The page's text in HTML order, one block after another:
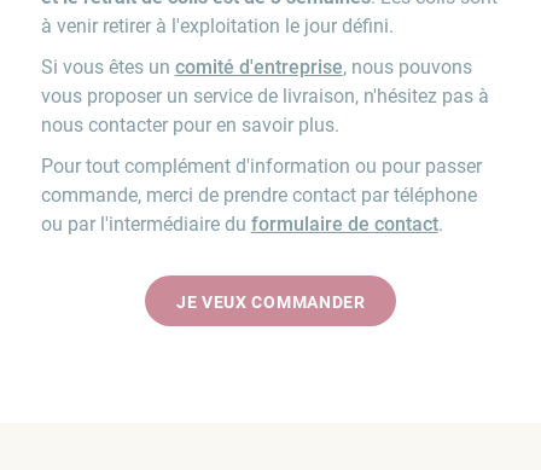
à venir retirer à l'exploitation le jour défini.
Si vous êtes un comité d'entreprise, nous pouvons
vous proposer un service de livraison, n'hésitez pas à
nous contacter pour en savoir plus.
Pour tout complément d'information ou pour passer
commande, merci de prendre contact par téléphone
ou par l'intermédiaire du formulaire de contact.
JE VEUX COMMANDER